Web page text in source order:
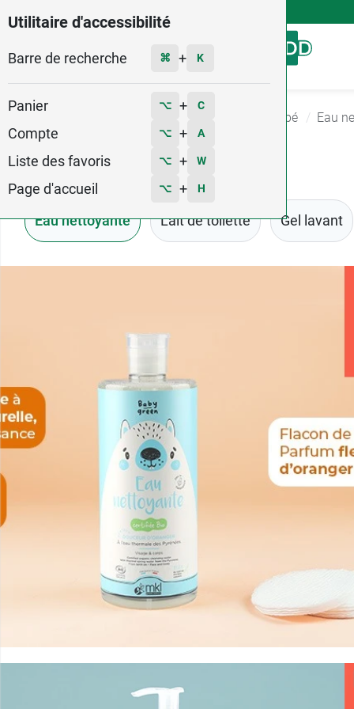
Utilitaire d'accessibilité
Barre de recherche ⌘ + K
Panier ⌥ + C
Compte ⌥ + A
Liste des favoris ⌥ + W
Page d'accueil ⌥ + H
Menu
Toilette et bain bébé Eau
Eau nettoyante Lait de toilette Gel lavant